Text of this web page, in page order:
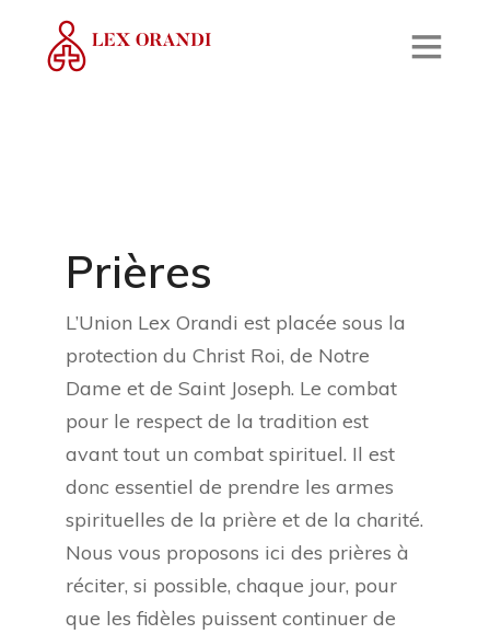
Prières
L’Union Lex Orandi est placée sous la
protection du Christ Roi, de Notre
Dame et de Saint Joseph. Le combat
pour le respect de la tradition est
avant tout un combat spirituel. Il est
donc essentiel de prendre les armes
spirituelles de la prière et de la charité.
Nous vous proposons ici des prières à
réciter, si possible, chaque jour, pour
que les fidèles puissent continuer de